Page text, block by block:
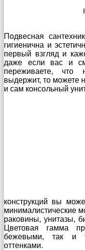
Подвесная
гигиенична и
первый взгляд и
даже если вас и
переживаете, что
выдержит, то можете
и сам консольный
конструкций вы
минималистические
раковины, унитазы,
Цветовая гамма
бежевыми, так и
оттенками.